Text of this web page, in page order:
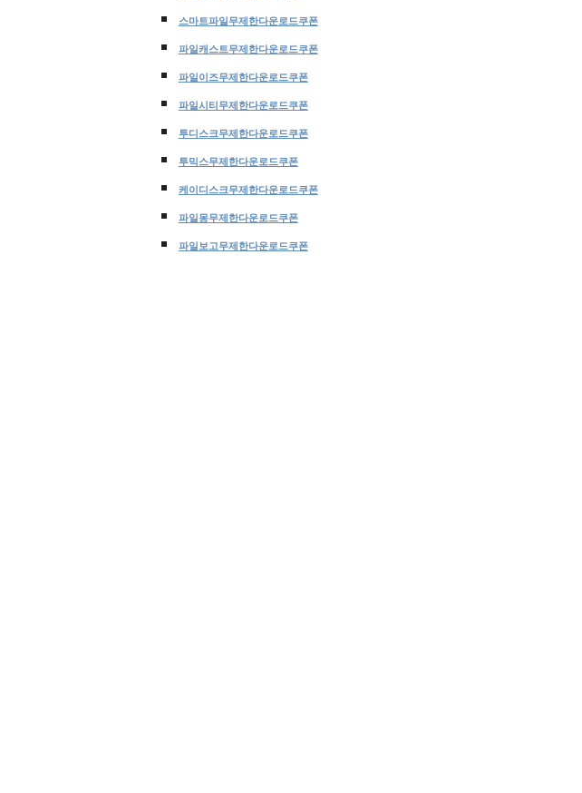
스마트파일무제한다운로드쿠폰
파일캐스트무제한다운로드쿠폰
파일이즈무제한다운로드쿠폰
파일시티무제한다운로드쿠폰
투디스크무제한다운로드쿠폰
투믹스무제한다운로드쿠폰
케이디스크무제한다운로드쿠폰
파일몽무제한다운로드쿠폰
파일보고무제한다운로드쿠폰